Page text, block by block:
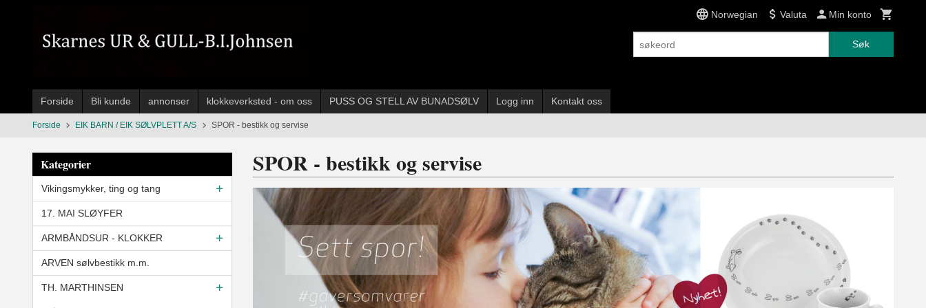
innholdet
Norwegian Valuta Min konto
Søk
Forside Bli kunde annonser klokkeverksted - om oss PUSS OG STELL AV BUNADSØLV Logg inn Kontakt oss
Forside EIK BARN / EIK SØLVPLETT A/S SPOR - bestikk og servise
Kategorier
Vikingsmykker, ting og tang
17. MAI SLØYFER
ARMBÅNDSUR - KLOKKER
ARVEN sølvbestikk m.m.
TH. MARTHINSEN
SPOR - bestikk og servise